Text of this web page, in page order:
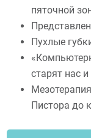
пяточной
Пухлые
старят нас
Пистора до